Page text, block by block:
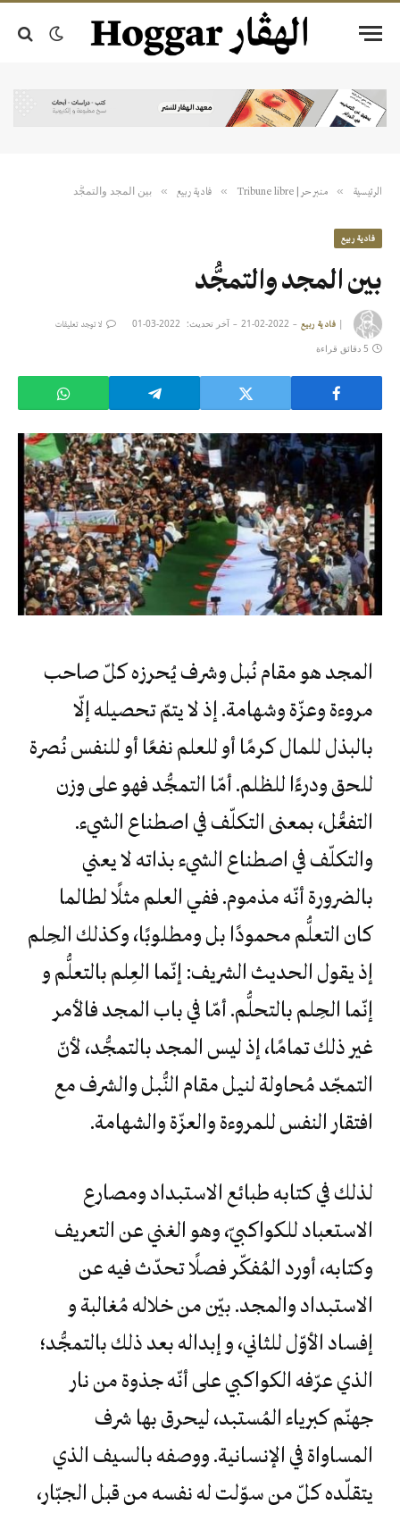
الرئيسية » منبر حر | Tribune libre » فادية ربيع » بين المجد والتمجُّد
فادية ربيع
بين المجد والتمجُّد
| فادية ربيع 2022-02-21 آخر تحديث: 2022-03-01 لا توجد تعليقات
5 دقائق قراءة
المجد هو مقام نُبل وشرف يُحرزه كلّ صاحب
مروءة وعزّة وشهامة. إذ لا يتمّ تحصيله إلّا
بالبذل للمال كرمًا أو للعلم نفعًا أو للنفس نُصرة
للحق ودرءًا للظلم. أمّا التمجُّد فهو على وزن
التفعُّل، بمعنى التكلّف في اصطناع الشيء.
والتكلّف في اصطناع الشيء بذاته لا يعني
بالضرورة أنّه مذموم. ففي العلم مثلًا لطالما
كان التعلُّم محمودًا بل ومطلوبًا، وكذلك الحِلم
إذ يقول الحديث الشريف: إنّما العِلم بالتعلُّم و
إنّما الحِلم بالتحلُّم. أمّا في باب المجد فالأمر
غير ذلك تمامًا، إذ ليس المجد بالتمجُّد، لأنّ
التمجّد مُحاولة لنيل مقام النُّبل والشرف مع
افتقار النفس للمروءة والعزّة والشهامة.
لذلك في كتابه طبائع الاستبداد ومصارع
الاستعباد للكواكبيّ، وهو الغني عن التعريف
وكتابه، أورد المُفكّر فصلًا تحدّث فيه عن
الاستبداد والمجد. بيّن من خلاله مُغالبة و
إفساد الأوّل للثاني، و إبداله بعد ذلك بالتمجُّد؛
الذي عرّفه الكواكبي على أنّه جذوة من نار
جهنّم كبرياء المُستبد، ليحرق بها شرف
المساواة في الإنسانية. ووصفه بالسيف الذي
يتقلّده كلّ من سوّلت له نفسه من قبل الجبّار،